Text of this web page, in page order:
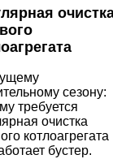
сезону:
требуется
очистка
котлоагрегата
бустер.